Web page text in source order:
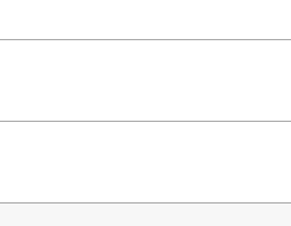
531 kcal / 2.214 kJ